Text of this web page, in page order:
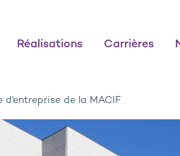
Réalisations Carrières
de la MACIF